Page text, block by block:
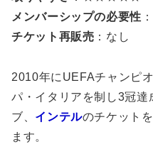
メンバーシップの必要性
チケット再販売 ：なし
2010年にUEFAチャンピ
パ・イタリアを制し3冠達
ブ、 インテルのチケット
ます。